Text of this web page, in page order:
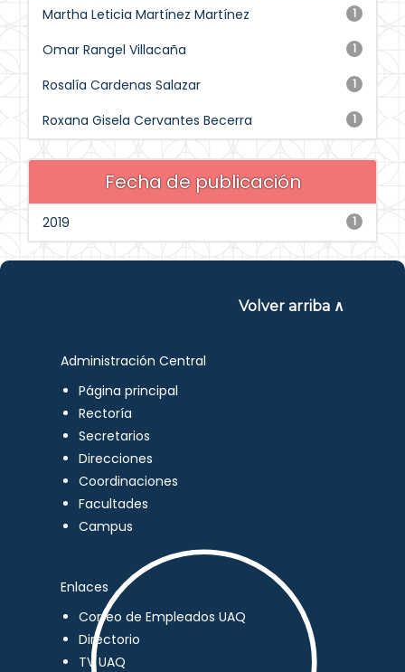
1
Martha Leticia Martínez Martínez
1
Omar Rangel Villacaña
1
Rosalía Cardenas Salazar
1
Roxana Gisela Cervantes Becerra
Fecha de publicación
1
2019
Volver arriba ∧
Administración Central
Página principal
Rectoría
Secretarios
Direcciones
Coordinaciones
Facultades
Campus
Enlaces
Correo de Empleados UAQ
Directorio
TV UAQ